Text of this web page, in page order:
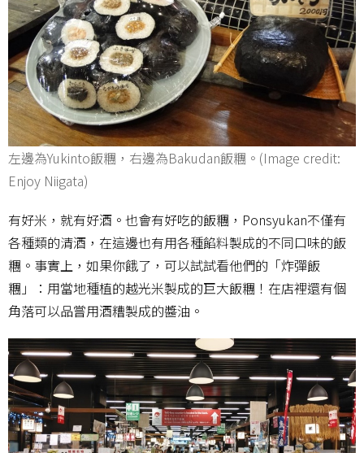
左邊為Yukinto飯糰，右邊為Bakudan飯糰。(Image credit:
Enjoy Niigata)
有好米，就有好酒。也會有好吃的飯糰，Ponsyukan不僅有
各種類的清酒，在這邊也有用各種餡料製成的不同口味的飯
糰。事實上，如果你餓了，可以試試看他們的「炸彈飯
糰」：用當地種植的越光米製成的巨大飯糰！在店裡還有個
角落可以品嘗用酒糟製成的醬油。